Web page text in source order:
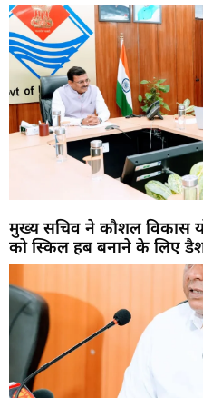
मुख्य सचिव ने कौशल विकास
को स्किल हब बनाने के लिए